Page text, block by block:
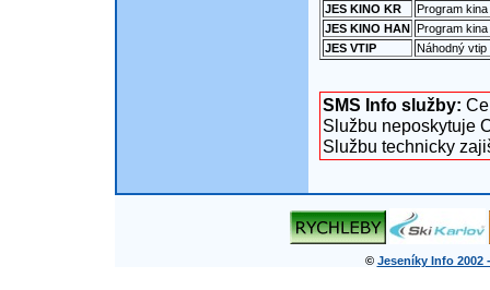
JES KINO KR
Program
JES KINO HAN Program
JES VTIP
Náhodný vtip
SMS Info služby:
Službu neposkytuje
Službu technicky
© Jeseníky Info 2002